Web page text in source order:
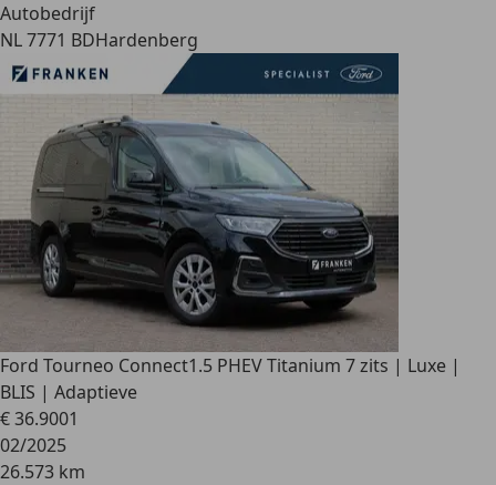
Autobedrijf
NL 7771 BDHardenberg
Ford Tourneo Connect1.5 PHEV Titanium 7 zits | Luxe |
BLIS | Adaptieve
€ 36.9001
02/2025
26.573 km